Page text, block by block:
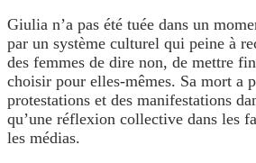
Giulia n’a pas été tuée dans un
par un système culturel qui peine à
des femmes de dire non, de mettre
choisir pour elles-mêmes. Sa mort a
protestations et des manifestations
qu’une réflexion collective dans les
les médias.